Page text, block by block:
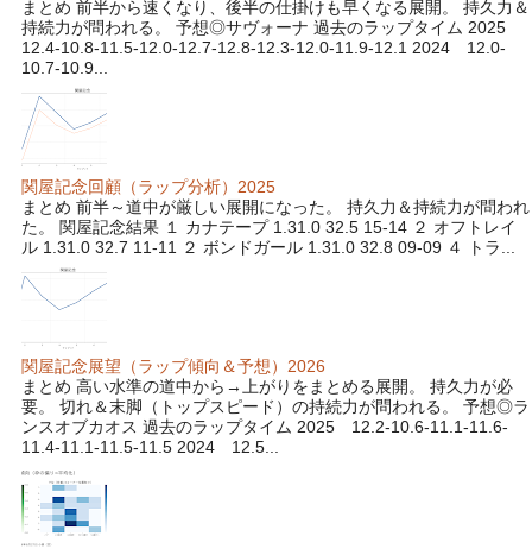
まとめ 前半から速くなり、後半の仕掛けも早くなる展開。 持久力＆
持続力が問われる。 予想◎サヴォーナ 過去のラップタイム 2025
12.4-10.8-11.5-12.0-12.7-12.8-12.3-12.0-11.9-12.1 2024 12.0-
10.7-10.9...
関屋記念回顧（ラップ分析）2025
まとめ 前半～道中が厳しい展開になった。 持久力＆持続力が問われ
た。 関屋記念結果 １ カナテープ 1.31.0 32.5 15-14 ２ オフトレイ
ル 1.31.0 32.7 11-11 ２ ボンドガール 1.31.0 32.8 09-09 ４ トラ...
関屋記念展望（ラップ傾向＆予想）2026
まとめ 高い水準の道中から→上がりをまとめる展開。 持久力が必
要。 切れ＆末脚（トップスピード）の持続力が問われる。 予想◎ラ
ンスオブカオス 過去のラップタイム 2025 12.2-10.6-11.1-11.6-
11.4-11.1-11.5-11.5 2024 12.5...